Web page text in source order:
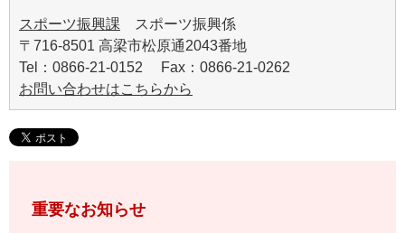
スポーツ振興課 スポーツ振興係
〒716-8501 高梁市松原通2043番地
Tel：0866-21-0152 Fax：0866-21-0262
お問い合わせはこちらから
重要なお知らせ